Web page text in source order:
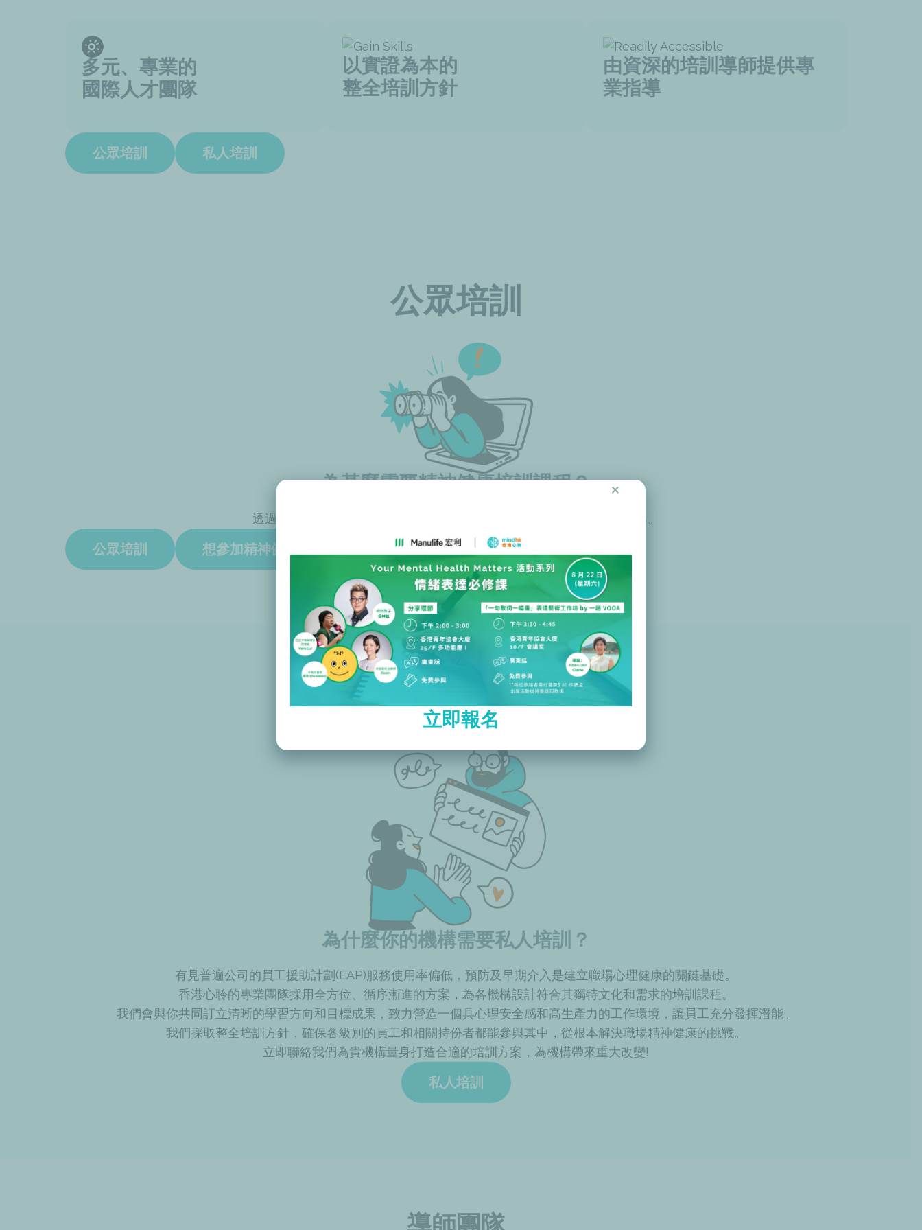
多元、專業的
國際人才團隊
以實證為本的
整全培訓方針
由資深的培訓導師提供專
業指導
公眾培訓 私人培訓
公眾培訓
為甚麼需要精神健康培訓課程？
透過接受以實證為本的培訓，你可以幫助自己及身邊的人進一步照顧自己。
公眾培訓 想參加精神健康課程但無從入手？
私人培訓
為什麼你的機構需要私人培訓？
有見普遍公司的員工援助計劃(EAP)服務使用率偏低，預防及早期介入是建立職場心理健康的關鍵基礎。
香港心聆的專業團隊採用全方位、循序漸進的方案，為各機構設計符合其獨特文化和需求的培訓課程。
我們會與你共同訂立清晰的學習方向和目標成果，致力營造一個具心理安全感和高生產力的工作環境，讓員工充分發揮潛能。
我們採取整全培訓方針，確保各級別的員工和相關持份者都能參與其中，從根本解決職場精神健康的挑戰。
立即聯絡我們為貴機構量身打造合適的培訓方案，為機構帶來重大改變!
私人培訓
立即報名
×